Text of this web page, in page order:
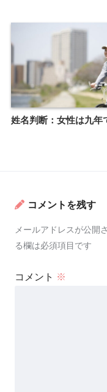
姓名判断：女性は九年
コメントを残す
メールアドレスが公開
る欄は必須項目です
コメント ※